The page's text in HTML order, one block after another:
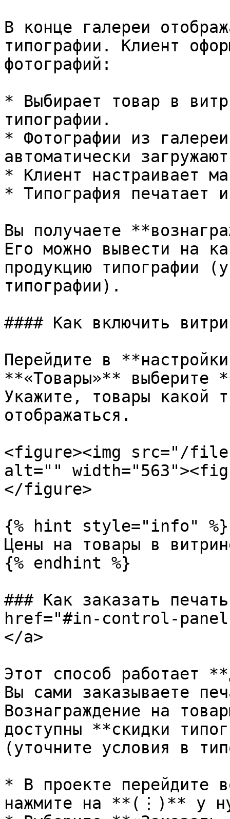
В конце галереи
типографии. Клиент
фотографий:
* Выбирает товар в
типографии.
* Фотографии из
автоматически
* Клиент настраивает
* Типография печатает
Вы получаете
Его можно вывести на
продукцию типографии
типографии).
#### Как включить
Перейдите в
**«Товары»** выберите
Укажите, товары какой
отображаться.
<figure><img src="/files/
alt=""
</figure>
{% hint style="info" %}
Цены на товары в
{% endhint %}
### Как заказать
href="#in-control-
</a>
Этот способ работает
Вы сами заказываете
Вознаграждение на
доступны **скидки
(уточните условия в
* В проекте перейдите
нажмите на **(⋮)** у